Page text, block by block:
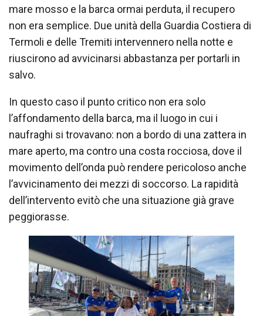
mare mosso e la barca ormai perduta, il recupero
non era semplice. Due unità della Guardia Costiera di
Termoli e delle Tremiti intervennero nella notte e
riuscirono ad avvicinarsi abbastanza per portarli in
salvo.
In questo caso il punto critico non era solo
l’affondamento della barca, ma il luogo in cui i
naufraghi si trovavano: non a bordo di una zattera in
mare aperto, ma contro una costa rocciosa, dove il
movimento dell’onda può rendere pericoloso anche
l’avvicinamento dei mezzi di soccorso. La rapidità
dell’intervento evitò che una situazione già grave
peggiorasse.